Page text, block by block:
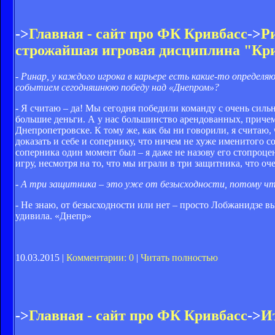
->Главная - сайт про ФК Кривбасс->
строжайшая игровая дисциплина
- Ринар, у каждого игрока в карьере есть какие-то
событием сегодняшнюю победу над «Днепром»?
- Я считаю – да! Мы сегодня победили команду с очень
большие деньги. А у нас большинство арендованных,
Днепропетровске. К тому же, как бы ни говорили, я считаю,
доказать и себе и сопернику, что ничем не хуже именитого
соперника один момент был – я даже не назову его
игру, несмотря на то, что мы играли в три защитника, что
- А три защитника – это уже от безысходности, потому
- Не знаю, от безысходности или нет – просто Лобжанидзе
удивила. «Днепр»
10.03.2015 | Комментарии: 0 | Читать полностью
->Главная - сайт про ФК Кривбасс->